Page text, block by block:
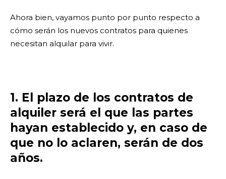
Ahora bien, vayamos punto por punto respecto a
cómo serán los nuevos contratos para quienes
necesitan alquilar para vivir.
1. El plazo de los contratos de
alquiler será el que las partes
hayan establecido y, en caso de
que no lo aclaren, serán de dos
años.